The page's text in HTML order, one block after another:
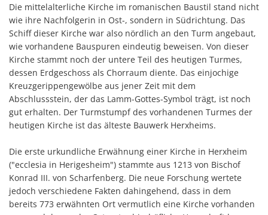
Die mittelalterliche Kirche im romanischen Baustil stand nicht
wie ihre Nachfolgerin in Ost-, sondern in Südrichtung. Das
Schiff dieser Kirche war also nördlich an den Turm angebaut,
wie vorhandene Bauspuren eindeutig beweisen. Von dieser
Kirche stammt noch der untere Teil des heutigen Turmes,
dessen Erdgeschoss als Chorraum diente. Das einjochige
Kreuzgerippengewölbe aus jener Zeit mit dem
Abschlussstein, der das Lamm-Gottes-Symbol trägt, ist noch
gut erhalten. Der Turmstumpf des vorhandenen Turmes der
heutigen Kirche ist das älteste Bauwerk Herxheims.
Die erste urkundliche Erwähnung einer Kirche in Herxheim
("ecclesia in Herigesheim") stammte aus 1213 von Bischof
Konrad III. von Scharfenberg. Die neue Forschung wertete
jedoch verschiedene Fakten dahingehend, dass in dem
bereits 773 erwähnten Ort vermutlich eine Kirche vorhanden